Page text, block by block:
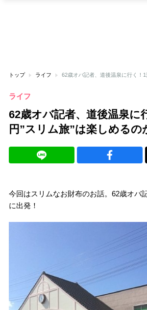
トップ ライフ
ライフ
62歳オバ記者、道後温泉に
円”スリム旅”は楽しめるの
今回はスリムなお財布のお話。62歳オバ
に出発！